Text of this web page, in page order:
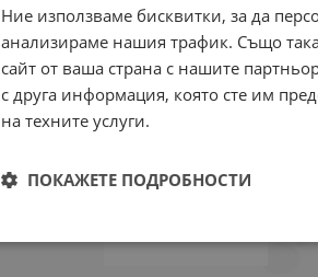
Ние използваме бисквитки, за да
анализираме нашия трафик. Също
сайт от ваша страна с нашите
с друга информация, която сте им
на техните услуги.
ПОКАЖЕТЕ ПОДРОБНОСТИ